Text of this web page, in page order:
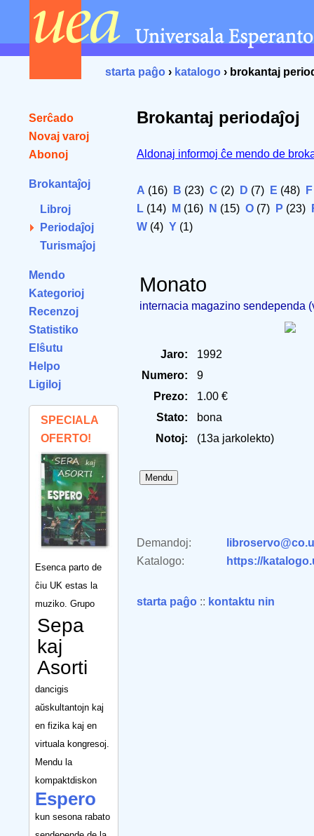
starta paĝo › katalogo › brokantaj
Serĉado
Novaj varoj
Abonoj
Brokantaĵoj
Libroj
Periodaĵoj
Turismaĵoj
Mendo
Kategorioj
Recenzoj
Statistiko
Elŝutu
Helpo
Ligiloj
SPECIALA
OFERTO!
Esenca parto de
ĉiu UK estas la
muziko. Grupo
Sepa
kaj
Asorti
dancigis
aŭskultantojn kaj
en fizika kaj en
virtuala kongresoj.
Mendu la
kompaktdiskon
Espero
kun sesona rabato
Brokantaj periodaĵoj
Aldonaj informoj ĉe mendo de
A (16) B (23) C (2) D (7) E (48) F
L (14) M (16) N (15) O (7) P (23)
W (4) Y (1)
Monato
internacia magazino sendependa
Jaro:
1992
Numero:
9
Prezo:
1.00 €
Stato:
bona
Notoj:
(13a jarkolekto)
Demandoj:
Katalogo:
https://
starta paĝo :: kontaktu nin